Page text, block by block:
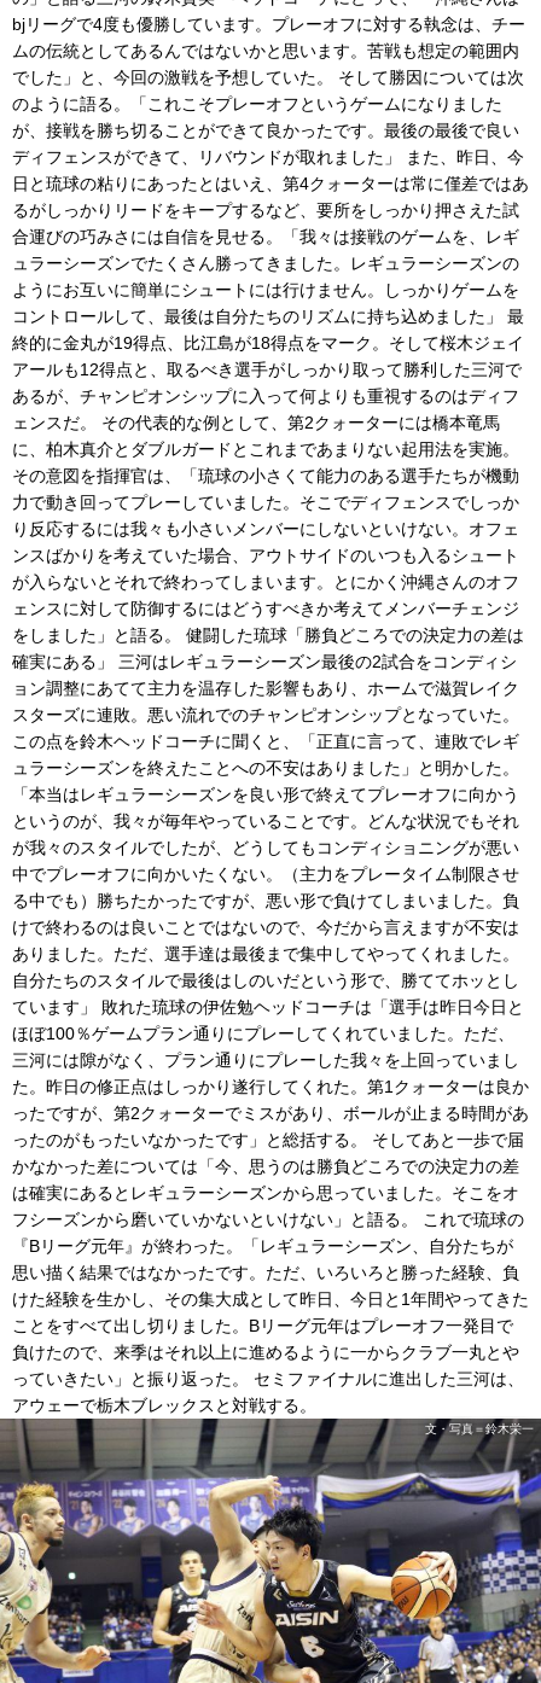
bjリーグで4度も優勝しています。プレーオフに対する執念は、チー
ムの伝統としてあるんではないかと思います。苦戦も想定の範囲内
でした」と、今回の激戦を予想していた。 そして勝因については次
のように語る。「これこそプレーオフというゲームになりました
が、接戦を勝ち切ることができて良かったです。最後の最後で良い
ディフェンスができて、リバウンドが取れました」 また、昨日、今
日と琉球の粘りにあったとはいえ、第4クォーターは常に僅差ではあ
るがしっかりリードをキープするなど、要所をしっかり押さえた試
合運びの巧みさには自信を見せる。「我々は接戦のゲームを、レギ
ュラーシーズンでたくさん勝ってきました。レギュラーシーズンの
ようにお互いに簡単にシュートには行けません。しっかりゲームを
コントロールして、最後は自分たちのリズムに持ち込めました」 最
終的に金丸が19得点、比江島が18得点をマーク。そして桜木ジェイ
アールも12得点と、取るべき選手がしっかり取って勝利した三河で
あるが、チャンピオンシップに入って何よりも重視するのはディフ
ェンスだ。 その代表的な例として、第2クォーターには橋本竜馬
に、柏木真介とダブルガードとこれまであまりない起用法を実施。
その意図を指揮官は、「琉球の小さくて能力のある選手たちが機動
力で動き回ってプレーしていました。そこでディフェンスでしっか
り反応するには我々も小さいメンバーにしないといけない。オフェ
ンスばかりを考えていた場合、アウトサイドのいつも入るシュート
が入らないとそれで終わってしまいます。とにかく沖縄さんのオフ
ェンスに対して防御するにはどうすべきか考えてメンバーチェンジ
をしました」と語る。 健闘した琉球「勝負どころでの決定力の差は
確実にある」 三河はレギュラーシーズン最後の2試合をコンディシ
ョン調整にあてて主力を温存した影響もあり、ホームで滋賀レイク
スターズに連敗。悪い流れでのチャンピオンシップとなっていた。
この点を鈴木ヘッドコーチに聞くと、「正直に言って、連敗でレギ
ュラーシーズンを終えたことへの不安はありました」と明かした。
「本当はレギュラーシーズンを良い形で終えてプレーオフに向かう
というのが、我々が毎年やっていることです。どんな状況でもそれ
が我々のスタイルでしたが、どうしてもコンディショニングが悪い
中でプレーオフに向かいたくない。（主力をプレータイム制限させ
る中でも）勝ちたかったですが、悪い形で負けてしまいました。負
けで終わるのは良いことではないので、今だから言えますが不安は
ありました。ただ、選手達は最後まで集中してやってくれました。
自分たちのスタイルで最後はしのいだという形で、勝ててホッとし
ています」 敗れた琉球の伊佐勉ヘッドコーチは「選手は昨日今日と
ほぼ100％ゲームプラン通りにプレーしてくれていました。ただ、
三河には隙がなく、プラン通りにプレーした我々を上回っていまし
た。昨日の修正点はしっかり遂行してくれた。第1クォーターは良か
ったですが、第2クォーターでミスがあり、ボールが止まる時間があ
ったのがもったいなかったです」と総括する。 そしてあと一歩で届
かなかった差については「今、思うのは勝負どころでの決定力の差
は確実にあるとレギュラーシーズンから思っていました。そこをオ
フシーズンから磨いていかないといけない」と語る。 これで琉球の
『Bリーグ元年』が終わった。「レギュラーシーズン、自分たちが
思い描く結果ではなかったです。ただ、いろいろと勝った経験、負
けた経験を生かし、その集大成として昨日、今日と1年間やってきた
ことをすべて出し切りました。Bリーグ元年はプレーオフ一発目で
負けたので、来季はそれ以上に進めるように一からクラブ一丸とや
っていきたい」と振り返った。 セミファイナルに進出した三河は、
アウェーで栃木ブレックスと対戦する。
文・写真＝鈴木栄一